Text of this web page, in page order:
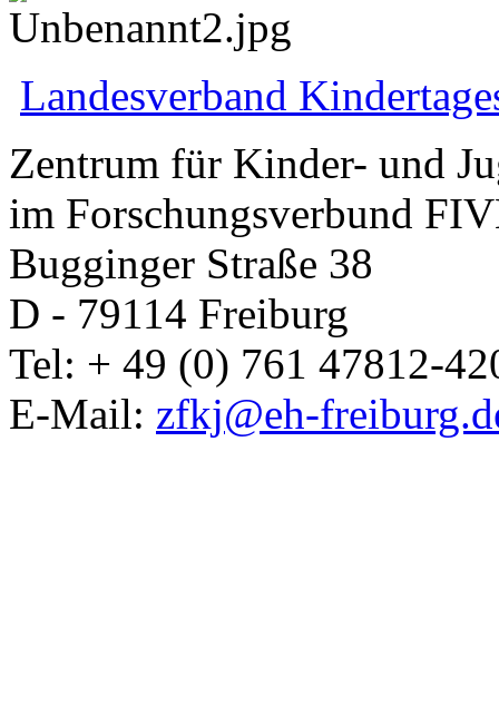
Landesverband
Zentrum für Kinder- und
im Forschungsverbund
Bugginger Straße 38
D - 79114 Freiburg
Tel: + 49 (0) 761 47812-
E-Mail: zfkj@eh-